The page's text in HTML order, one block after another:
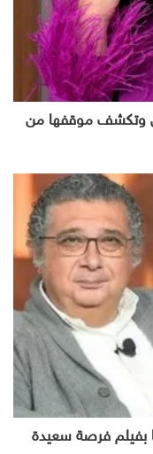
وتكشف موقفها من
إلى السينما بعد 13 عامًا بفيلم فرصة سعيدة